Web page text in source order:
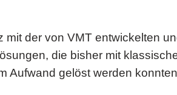
der von VMT entwickelten
die bisher mit
Aufwand gelöst werden